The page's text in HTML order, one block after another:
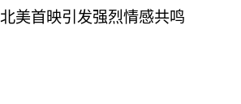
美首映引发强烈情感共鸣